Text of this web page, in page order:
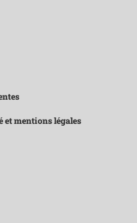
mentions légales